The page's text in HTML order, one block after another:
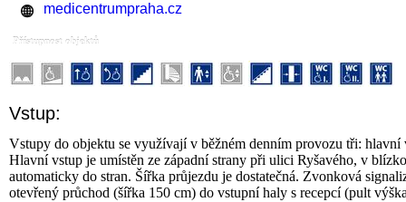
medicentrumpraha.cz
Přístupnost objektů
Vstup:
Vstupy do objektu se využívají v běžném denním provozu tři: hlavní
Hlavní vstup je umístěn ze západní strany při ulici Ryšavého, v
automaticky do stran. Šířka průjezdu je dostatečná. Zvonková
otevřený průchod (šířka 150 cm) do vstupní haly s recepcí (pult